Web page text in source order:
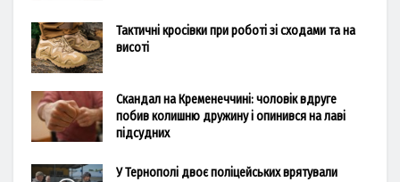
Тактичні кросівки при роботі зі сходами та на
висоті
Скандал на Кременеччині: чоловік вдруге
побив колишню дружину і опинився на лаві
підсудних
У Тернополі двоє поліцейських врятували